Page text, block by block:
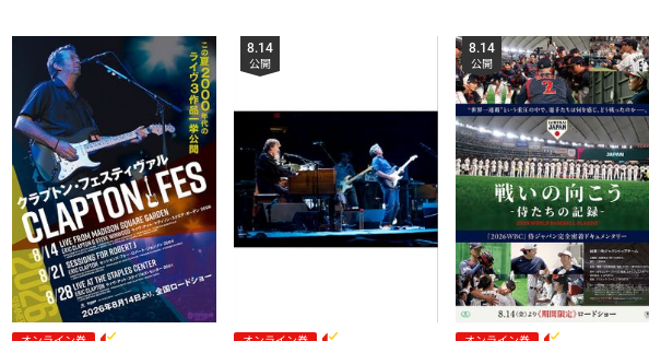
8.14
公開
8.14
公開